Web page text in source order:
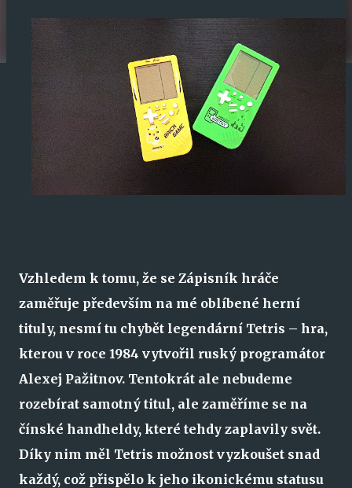
Vzhledem k tomu, že se Zápisník hráče
zaměřuje především na mé oblíbené herní
tituly, nesmí tu chybět legendární Tetris – hra,
kterou v roce 1984 vytvořil ruský programátor
Alexej Pažitnov. Tentokrát ale nebudeme
rozebírat samotný titul, ale zaměříme se na
čínské handheldy, které tehdy zaplavily svět.
Díky nim měl Tetris možnost vyzkoušet snad
každý, což přispělo k jeho ikonickému statusu